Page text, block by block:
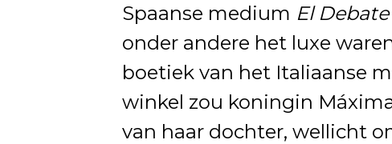
Spaanse medium El Debate
onder andere het luxe
boetiek van het Italiaanse
winkel zou koningin
van haar dochter, wellicht